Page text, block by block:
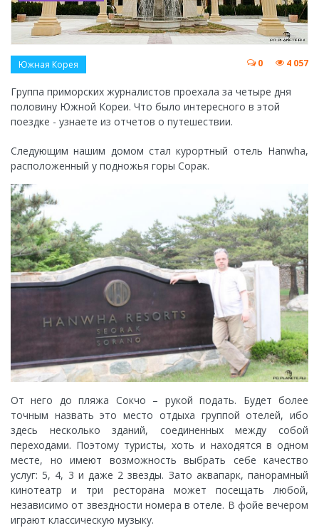
Южная Корея 0 4 057
Группа приморских журналистов проехала за четыре дня
половину Южной Кореи. Что было интересного в этой
поездке - узнаете из отчетов о путешествии.
Следующим нашим домом стал курортный отель Hanwha,
расположенный у подножья горы Сорак.
От него до пляжа Сокчо – рукой подать. Будет более
точным назвать это место отдыха группой отелей, ибо
здесь несколько зданий, соединенных между собой
переходами. Поэтому туристы, хоть и находятся в одном
месте, но имеют возможность выбрать себе качество
услуг: 5, 4, 3 и даже 2 звезды. Зато аквапарк, панорамный
кинотеатр и три ресторана может посещать любой,
независимо от звездности номера в отеле. В фойе вечером
играют классическую музыку.